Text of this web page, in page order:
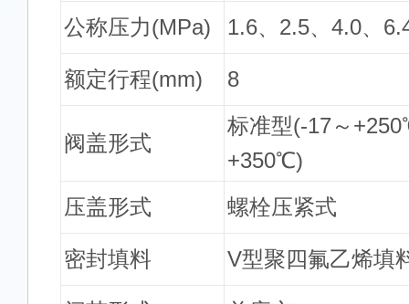
公称压力(MPa) 1.6、2.5、4.0、
额定行程(mm) 8
阀盖形式
标准型(-17～
+350℃)
压盖形式
螺栓压紧式
密封填料 V型聚四氟乙烯填